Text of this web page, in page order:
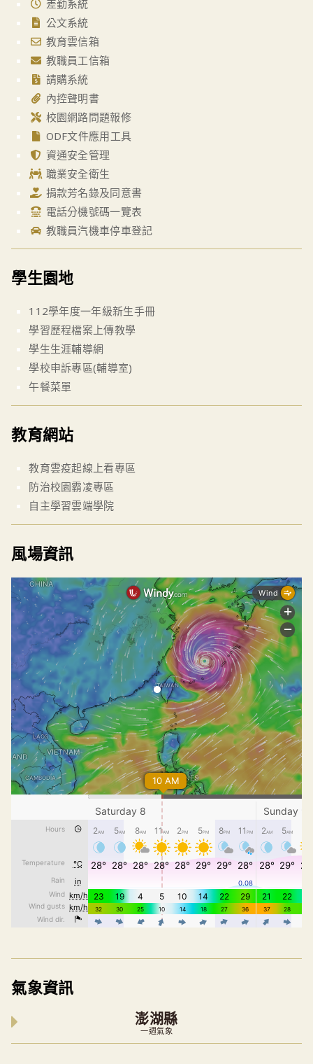
差勤系統
公文系統
教育雲信箱
教職員工信箱
請購系統
內控聲明書
校園網路問題報修
ODF文件應用工具
資通安全管理
職業安全衛生
捐款芳名錄及同意書
電話分機號碼一覽表
教職員汽機車停車登記
學生園地
112學年度一年級新生手冊
學習歷程檔案上傳教學
學生生涯輔導網
學校申訴專區(輔導室)
午餐菜單
教育網站
教育雲疫起線上看專區
防治校園霸凌專區
自主學習雲端學院
風場資訊
氣象資訊
澎湖縣
一週氣象